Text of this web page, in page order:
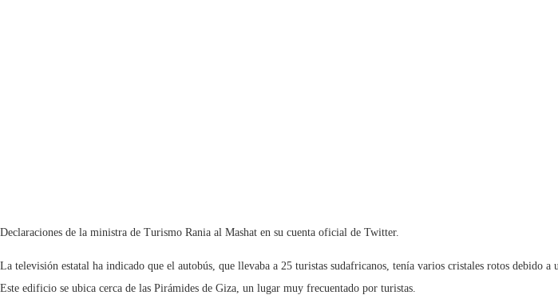
Declaraciones de la ministra de Turismo Rania al Mashat en su cuenta oficial de Twitter.
La televisión estatal ha indicado que el autobús, que llevaba a 25 turistas sudafricanos, tenía varios cristales rotos
Este edificio se ubica cerca de las Pirámides de Giza, un lugar muy frecuentado por turistas.